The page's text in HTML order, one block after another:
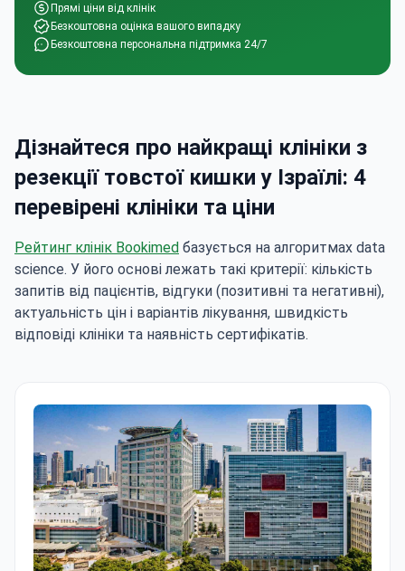
Прямі ціни від клінік
Безкоштовна оцінка вашого випадку
Безкоштовна персональна підтримка 24/7
Дізнайтеся про найкращі клініки з
резекції товстої кишки у Ізраїлі: 4
перевірені клініки та ціни
Рейтинг клінік Bookimed базується на алгоритмах data
science. У його основі лежать такі критерії: кількість
запитів від пацієнтів, відгуки (позитивні та негативні),
актуальність цін і варіантів лікування, швидкість
відповіді клініки та наявність сертифікатів.